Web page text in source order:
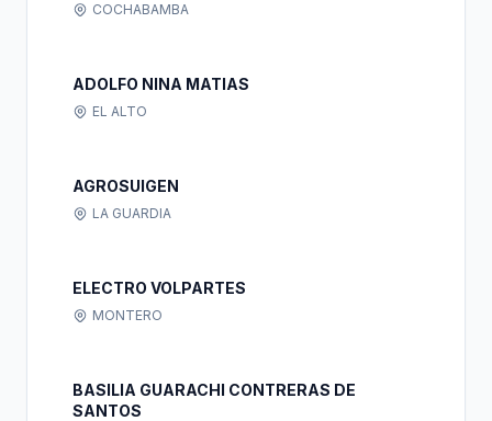
COCHABAMBA
ADOLFO NINA MATIAS
EL ALTO
AGROSUIGEN
LA GUARDIA
ELECTRO VOLPARTES
MONTERO
BASILIA GUARACHI CONTRERAS DE
SANTOS